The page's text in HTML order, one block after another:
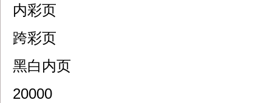
内彩页
跨彩页
黑白内页
20000